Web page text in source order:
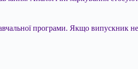
програми. Якщо випускник